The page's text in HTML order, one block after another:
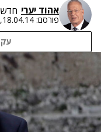
אהוד יערי
פורסם: 18.04.14, 17:35